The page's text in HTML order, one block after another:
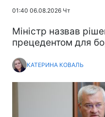
01:40 06.08.2026 Чт
Міністр назвав
прецедентом для
КАТЕРИНА КОВАЛЬ